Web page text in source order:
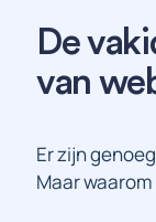
De
van
Er zijn
Maar